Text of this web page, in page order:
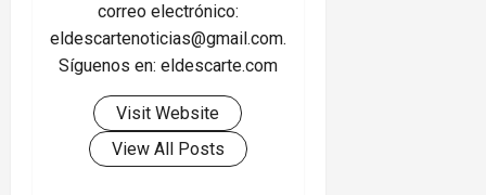
correo electrónico:
eldescartenoticias@gmail.com.
Síguenos en: eldescarte.com
Visit Website
View All Posts